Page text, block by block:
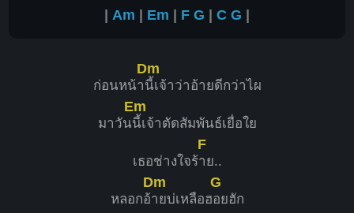
| Am | Em | F G | C G |
ก่อนหน้า
Dm
นี้เจ้าว่าอ้ายดีกว่าไผ
มาวัน
Em
นี้เจ้าตัดสัมพันธ์เยื่อใย
เธอช่างใจร้
F
าย..
หลอกอ้
Dm
ายบ่เหลือฮ
G
อยฮัก